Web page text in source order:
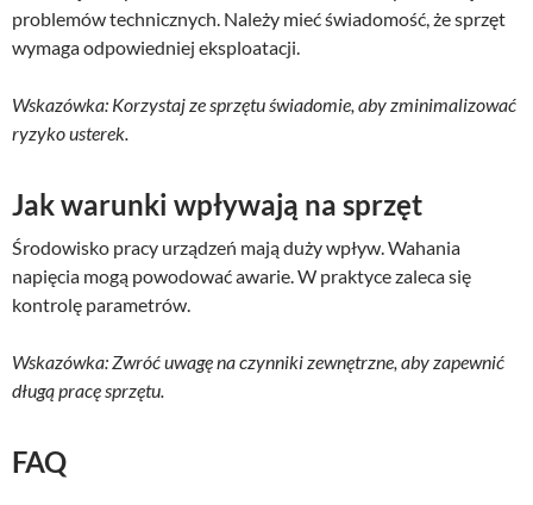
problemów technicznych. Należy mieć świadomość, że sprzęt
wymaga odpowiedniej eksploatacji.
Wskazówka: Korzystaj ze sprzętu świadomie, aby zminimalizować
ryzyko usterek.
Jak warunki wpływają na sprzęt
Środowisko pracy urządzeń mają duży wpływ. Wahania
napięcia mogą powodować awarie. W praktyce zaleca się
kontrolę parametrów.
Wskazówka: Zwróć uwagę na czynniki zewnętrzne, aby zapewnić
długą pracę sprzętu.
FAQ